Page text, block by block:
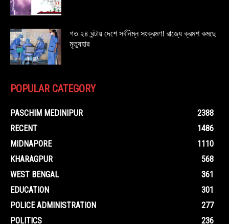
গত ২৪ ঘন্টায় দেশে সর্বনিম্ন সংক্রমণ! রাজ্যে ক্রমশ কমছে
মৃত্যুহার
POPULAR CATEGORY
PASCHIM MEDINIPUR
2388
RECENT
1486
MIDNAPORE
1110
KHARAGPUR
568
WEST BENGAL
361
EDUCATION
301
POLICE ADMINISTRATION
277
POLITICS
236